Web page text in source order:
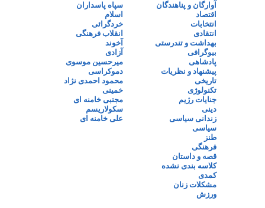
آوارگان و پناهندگان
اقتصاد
انتخابات
انتقادی
بهداشت و تندرستی
بیوگرافی
پادشاهی
پیشنهاد و نظریات
تاریخی
تکنولوژی
جنایات رژیم
دینی
زندانی سیاسی
سیاسی
طنز
فرهنگی
قصه و داستان
کلاسه بندی نشده
کمدی
مشکلات زنان
ورزش
سپاه پاسداران
اسلام
خردگرائی
انقلاب فرهنگی
آخوند
آزادی
میرحسین موسوی
دموکراسی
محمود احمدی نژاد
خمینی
مجتبی خامنه ای
سکولاریسم
علی خامنه ای